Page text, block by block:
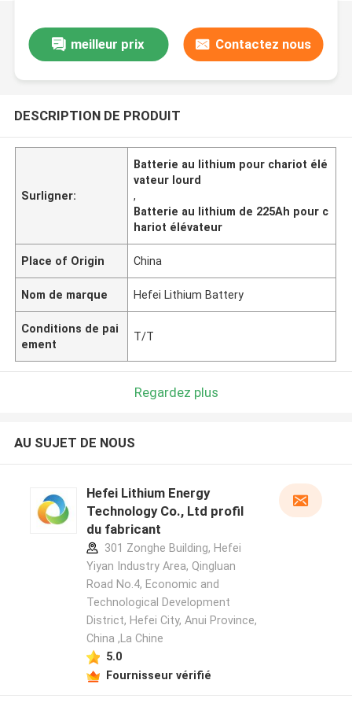
meilleur prix Contactez nous
DESCRIPTION DE PRODUIT
Surligner:
Batterie au lithium pour chariot élé
vateur lourd
,
Batterie au lithium de 225Ah pour c
hariot élévateur
Place of Origin China
Nom de marque Hefei Lithium Battery
Conditions de pai
ement
T/T
Regardez plus
AU SUJET DE NOUS
Hefei Lithium Energy
Technology Co., Ltd profil
du fabricant
301 Zonghe Building, Hefei
Yiyan Industry Area, Qingluan
Road No.4, Economic and
Technological Development
District, Hefei City, Anui Province,
China ,La Chine
5.0
Fournisseur vérifié